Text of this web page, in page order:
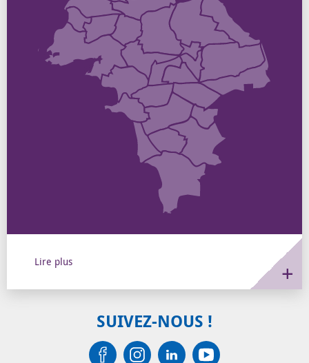
Lire plussur le territoire de l'agglo
SUIVEZ-NOUS !